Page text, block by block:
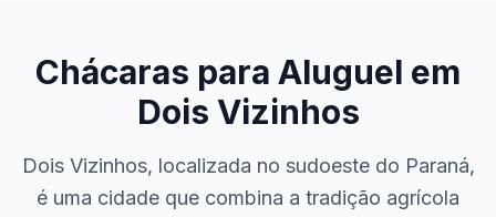
Chácaras para Aluguel em
Dois Vizinhos
Dois Vizinhos, localizada no sudoeste do Paraná,
é uma cidade que combina a tradição agrícola